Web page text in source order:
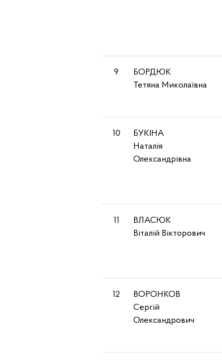
9
БОРДЮК
Тетяна Миколаївна
10
БУКІНА
Наталія
Олександрівна
11
ВЛАСЮК
Віталій Вікторович
12
ВОРОНКОВ
Сергій
Олександрович